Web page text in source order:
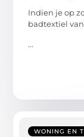
Indien je op
badtextiel
...
WONING EN